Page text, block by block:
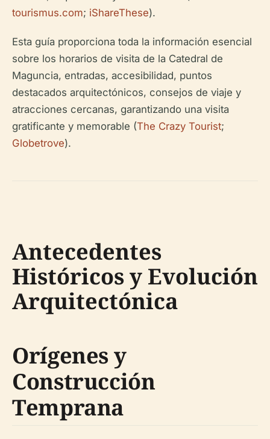
tourismus.com; iShareThese).
Esta guía proporciona toda la información esencial
sobre los horarios de visita de la Catedral de
Maguncia, entradas, accesibilidad, puntos
destacados arquitectónicos, consejos de viaje y
atracciones cercanas, garantizando una visita
gratificante y memorable (The Crazy Tourist;
Globetrove).
Antecedentes
Históricos y Evolución
Arquitectónica
Orígenes y
Construcción
Temprana